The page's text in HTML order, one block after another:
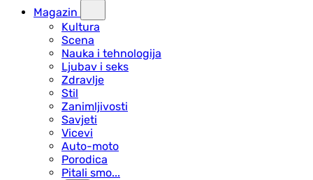
Magazin
Kultura
Scena
Nauka i tehnologija
Ljubav i seks
Zdravlje
Stil
Zanimljivosti
Savjeti
Vicevi
Auto-moto
Porodica
Pitali smo...